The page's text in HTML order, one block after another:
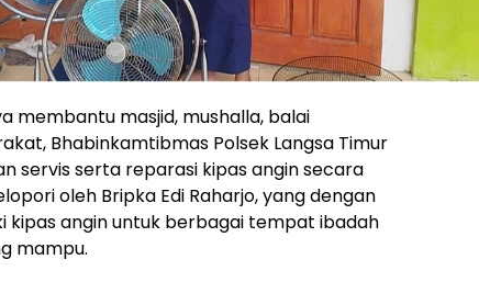
membantu masjid, mushalla, balai
Bhabinkamtibmas Polsek Langsa Timur
servis serta reparasi kipas angin secara
oleh Bripka Edi Raharjo, yang dengan
kipas angin untuk berbagai tempat ibadah
mampu.